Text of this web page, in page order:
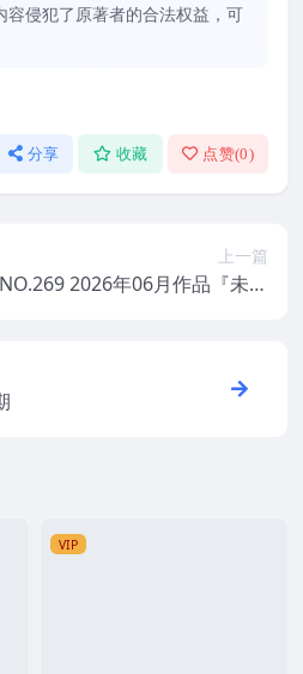
容侵犯了原著者的合法权益，可
分享 收藏 点赞(0)
上一篇
2026年06月作品『未亡
VIP